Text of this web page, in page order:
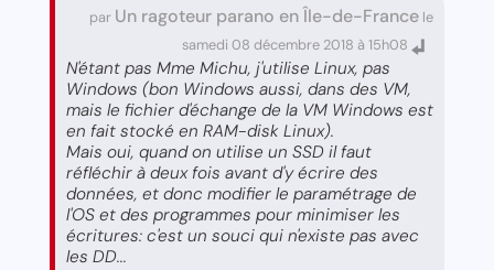
par Un ragoteur parano en Île-de-France le
samedi 08 décembre 2018 à 15h08
N'étant pas Mme Michu, j'utilise Linux, pas
Windows (bon Windows aussi, dans des VM,
mais le fichier d'échange de la VM Windows est
en fait stocké en RAM-disk Linux).
Mais oui, quand on utilise un SSD il faut
réfléchir à deux fois avant d'y écrire des
données, et donc modifier le paramétrage de
l'OS et des programmes pour minimiser les
écritures: c'est un souci qui n'existe pas avec
les DD...